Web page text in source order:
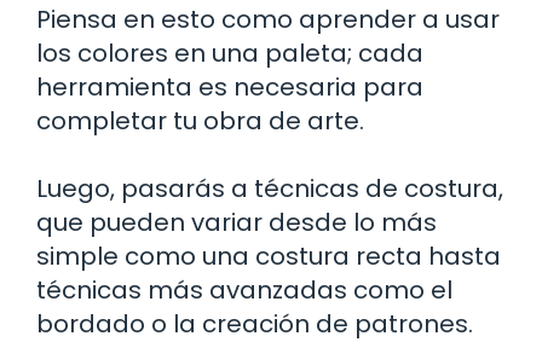
Piensa en esto como aprender a usar
los colores en una paleta; cada
herramienta es necesaria para
completar tu obra de arte.
Luego, pasarás a técnicas de costura,
que pueden variar desde lo más
simple como una costura recta hasta
técnicas más avanzadas como el
bordado o la creación de patrones.